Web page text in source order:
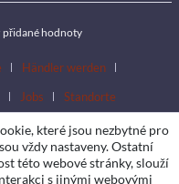
přidané hodnoty
Händler werden
Jobs Standorte
které jsou nezbytné pro
vždy nastaveny. Ostatní
této webové stránky, slouží
s jinými webovými